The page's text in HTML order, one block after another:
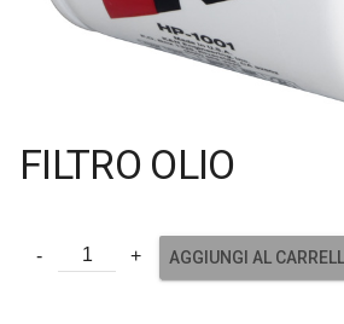
FILTRO OLIO
AGGIUNGI AL